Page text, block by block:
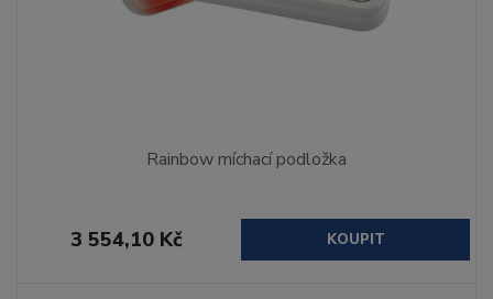
Rainbow míchací podložka
3 554,10 Kč KOUPIT